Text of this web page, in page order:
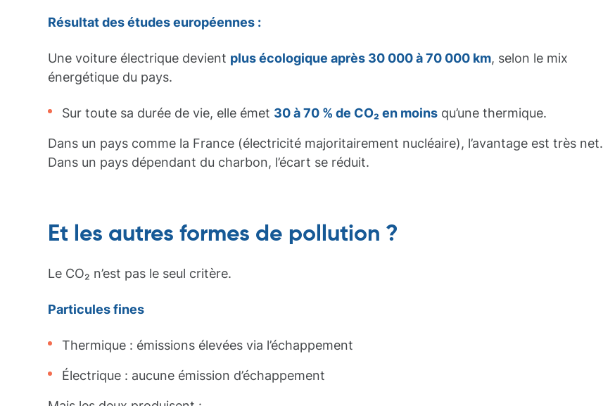
Résultat des études européennes :
Une voiture électrique devient plus écologique après 30 000 à 70 000 km, selon le mix
énergétique du pays.
Sur toute sa durée de vie, elle émet 30 à 70 % de CO₂ en moins qu’une thermique.
Dans un pays comme la France (électricité majoritairement nucléaire), l’avantage est très net.
Dans un pays dépendant du charbon, l’écart se réduit.
Et les autres formes de pollution ?
Le CO₂ n’est pas le seul critère.
Particules fines
Thermique : émissions élevées via l’échappement
Électrique : aucune émission d’échappement